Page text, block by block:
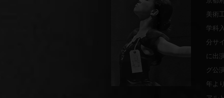
美術
学科
分サ
に出
グ公
年よ